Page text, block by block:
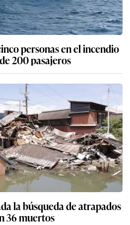
personas en el incendio
200 pasajeros
la búsqueda de atrapados
36 muertos